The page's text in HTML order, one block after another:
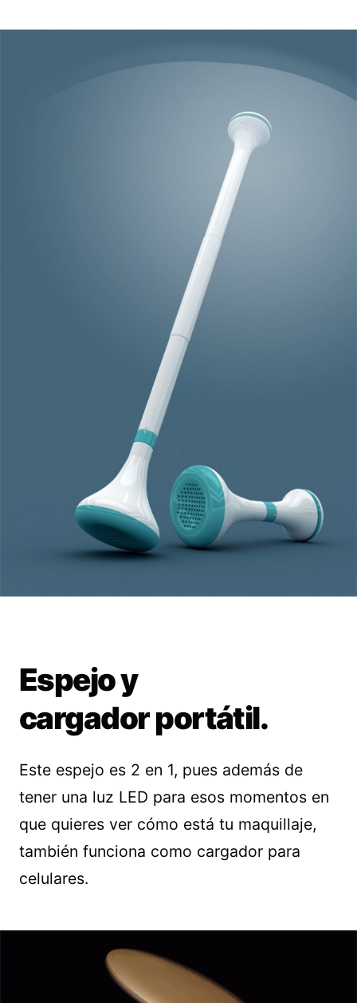
Espejo y
cargador portátil.
Este espejo es 2 en 1, pues además de
tener una luz LED para esos momentos en
que quieres ver cómo está tu maquillaje,
también funciona como cargador para
celulares.